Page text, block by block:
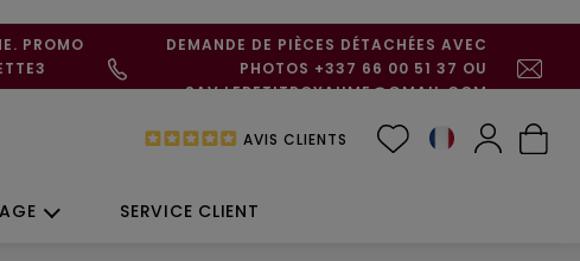
PROMO
DEMANDE DE PIÈCES DÉTACHÉES AVEC
PHOTOS +337 66 00 51 37 OU
SAV.LEPETITROYAUME@GMAIL.COM
SERVICE CLIENT
AVIS CLIENTS